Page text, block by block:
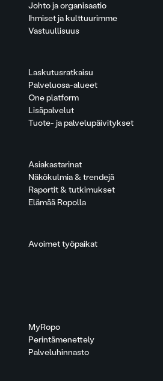
Johto ja organisaatio
Ihmiset ja kulttuurimme
Vastuullisuus
Laskutusratkaisu
Palveluosa-alueet
One platform
Lisäpalvelut
Tuote- ja palvelupäivitykset
Asiakastarinat
Näkökulmia & trendejä
Raportit & tutkimukset
Elämää Ropolla
Avoimet työpaikat
MyRopo
Perintämenettely
Palveluhinnasto